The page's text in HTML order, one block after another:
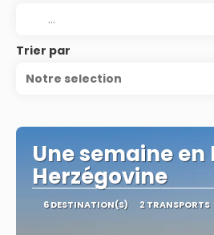
Trier par
Notre selection
Une semaine en
Herzégovine
6 DESTINATION(S) 2 TRANSPORTS